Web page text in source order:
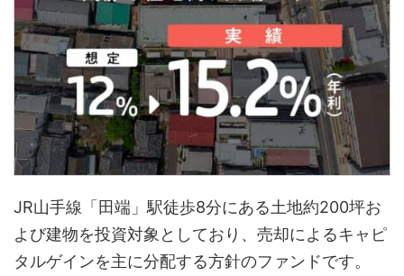
JR山手線「田端」駅徒歩8分にある土地約200坪お
よび建物を投資対象としており、売却によるキャピ
タルゲインを主に分配する方針のファンドです。